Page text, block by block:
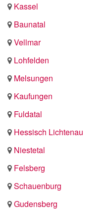
Kassel
Baunatal
Vellmar
Lohfelden
Melsungen
Kaufungen
Fuldatal
Hessisch Lichtenau
Niestetal
Felsberg
Schauenburg
Gudensberg